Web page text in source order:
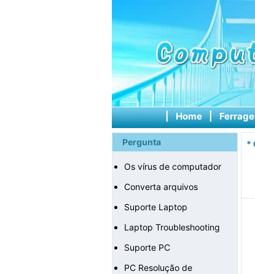
| Home |
Pergunta
Os vírus de computador
Converta arquivos
Suporte Laptop
Laptop Troubleshooting
Suporte PC
PC Resolução de
*